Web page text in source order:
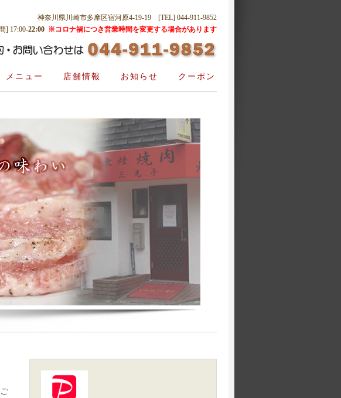
神奈川県川崎市多摩区宿河原4-19-19 [TEL] 044-911-9852
] 17:00-22:00 ※コロナ禍につき営業時間を変更する場合があります
メニュー 店舗情報 お知らせ クーポン